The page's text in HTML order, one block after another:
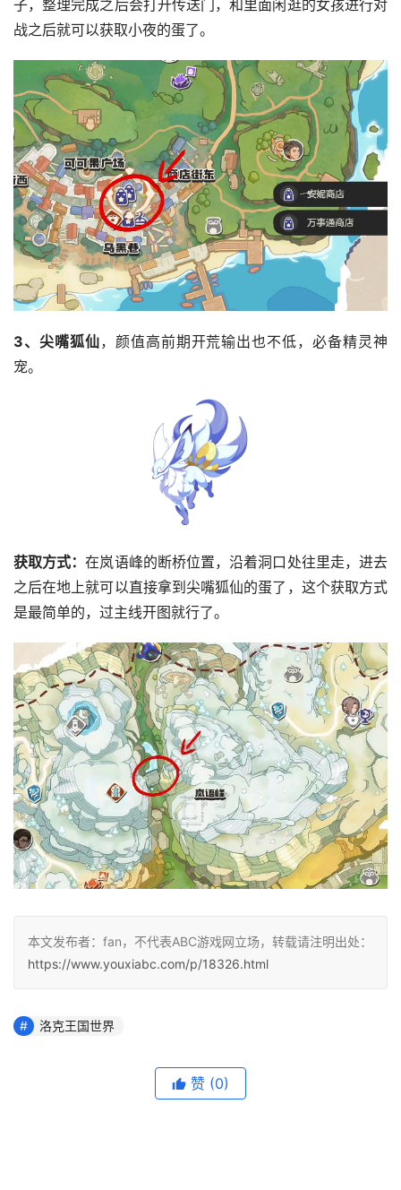
子，整理完成之后会打开传送门，和里面闲逛的女孩进行对
战之后就可以获取小夜的蛋了。
3、尖嘴狐仙，颜值高前期开荒输出也不低，必备精灵神
宠。
获取方式：在岚语峰的断桥位置，沿着洞口处往里走，进去
之后在地上就可以直接拿到尖嘴狐仙的蛋了，这个获取方式
是最简单的，过主线开图就行了。
本文发布者：fan，不代表ABC游戏网立场，转载请注明出处：
https://www.youxiabc.com/p/18326.html
洛克王国世界
赞 (0)